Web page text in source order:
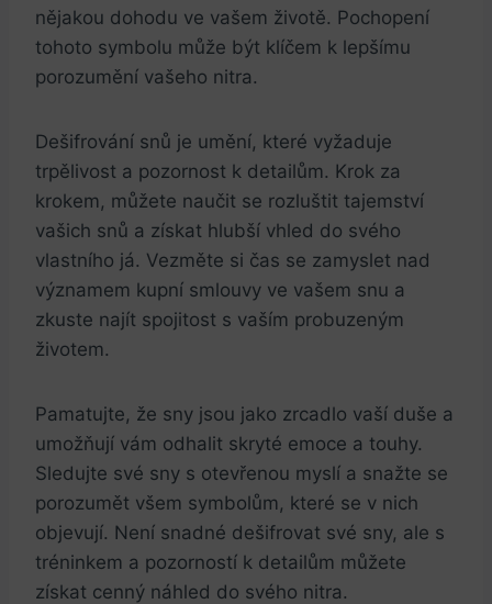
nějakou dohodu ve vašem životě. Pochopení
tohoto symbolu může být klíčem k lepšímu
porozumění vašeho nitra.
Dešifrování snů je umění, které vyžaduje
trpělivost a pozornost k detailům. Krok za
krokem, můžete naučit se rozluštit tajemství
vašich snů a získat hlubší vhled do svého
vlastního já. Vezměte si čas se zamyslet nad
významem kupní smlouvy ve vašem snu a
zkuste najít spojitost s vaším probuzeným
životem.
Pamatujte, že sny jsou jako zrcadlo vaší duše a
umožňují vám odhalit skryté emoce a touhy.
Sledujte své sny s otevřenou myslí a snažte se
porozumět všem symbolům, které se v nich
objevují. Není snadné dešifrovat své sny, ale s
tréninkem a pozorností k detailům můžete
získat cenný náhled do svého nitra.